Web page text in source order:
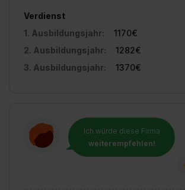
Verdienst
1. Ausbildungsjahr:
1170€
2. Ausbildungsjahr:
1282€
3. Ausbildungsjahr:
1370€
Ich würde diese Firma
weiterempfehlen!